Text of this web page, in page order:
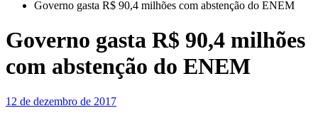
Governo gasta R$ 90,4 milhões com abstenção do ENEM
Governo gasta R$ 90,4 milhões
com abstenção do ENEM
12 de dezembro de 2017